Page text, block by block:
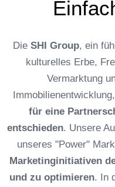
Die SHI Group, ein
kulturelles Erbe,
Vermarktung
für eine
entschieden. Unsere
unseres "Power"
Marketinginitiativen
und zu optimieren. In